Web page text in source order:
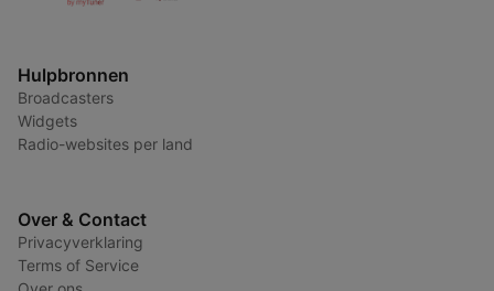
Hulpbronnen
Broadcasters
Widgets
Radio-websites per land
Over & Contact
Privacyverklaring
Terms of Service